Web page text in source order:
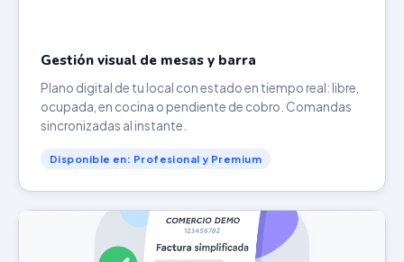
Gestión visual de mesas y barra
Plano digital de tu local con estado en tiempo real: libre,
ocupada, en cocina o pendiente de cobro. Comandas
sincronizadas al instante.
Disponible en: Profesional y Premium